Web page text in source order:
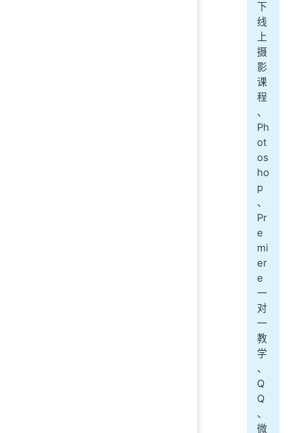
下
线
上
摄
影
课
程
、
Ph
ot
os
ho
p
、
Pr
e
mi
er
e
一
对
一
教
学
、
Q
Q
、
微